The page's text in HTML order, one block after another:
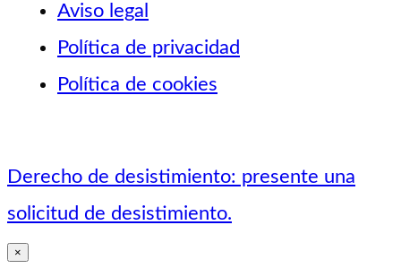
Aviso legal
Política de privacidad
Política de cookies
Derecho de desistimiento: presente una
solicitud de desistimiento.
×